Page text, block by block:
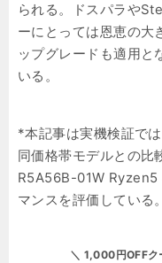
られる。ドスパラや
ーにとっては恩恵の大
ップグレードも適用と
いる。
*本記事は実機検証で
同価格帯モデルとの比
R5A56B-01W Ryzen5
マンスを評価している。
＼ 1,000円OFF